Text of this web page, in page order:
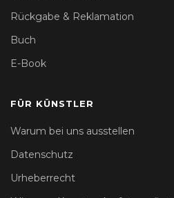
Rückgabe & Reklamation
Buch
E-Book
FÜR KÜNSTLER
Warum bei uns ausstellen
Datenschutz
Urheberrecht